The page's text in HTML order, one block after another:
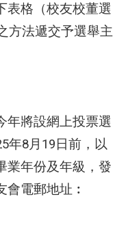
表格（校友校董選
方法遞交予選舉主
年將設網上投票選
年8月19日前，以
業年份及年級，發
電郵地址︰